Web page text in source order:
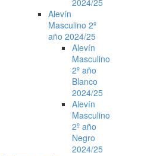
2024/25
Alevín
Masculino 2º
año 2024/25
Alevín
Masculino
2º año
Blanco
2024/25
Alevín
Masculino
2º año
Negro
2024/25